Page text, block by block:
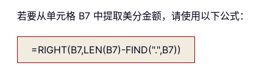
若要从单元格 B7 中提取美分金额，请使用以下公式：
=RIGHT(B7,LEN(B7)-FIND(".",B7))